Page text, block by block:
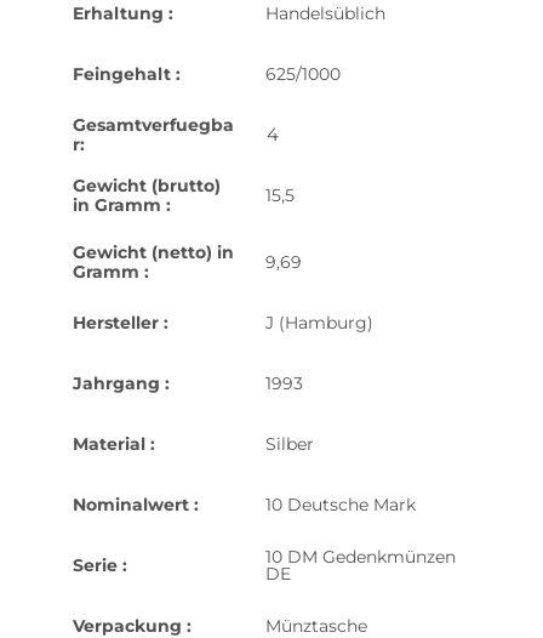
Erhaltung : Handelsüblich
Feingehalt : 625/1000
Gesamtverfuegba
r:
4
Gewicht (brutto)
in Gramm :
15,5
Gewicht (netto) in
Gramm :
9,69
Hersteller : J (Hamburg)
Jahrgang : 1993
Material : Silber
Nominalwert : 10 Deutsche Mark
Serie : 10 DM Gedenkmünzen
DE
Verpackung : Münztasche